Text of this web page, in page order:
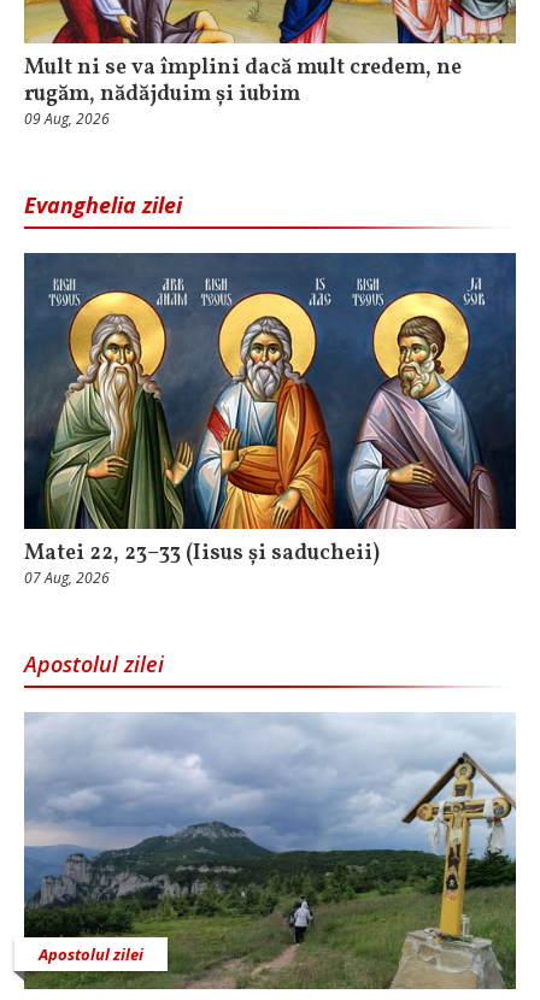
Mult ni se va împlini dacă mult credem, ne
rugăm, nădăjduim și iubim
09 Aug, 2026
Evanghelia zilei
Matei 22, 23–33 (Iisus și saducheii)
07 Aug, 2026
Apostolul zilei
Apostolul zilei